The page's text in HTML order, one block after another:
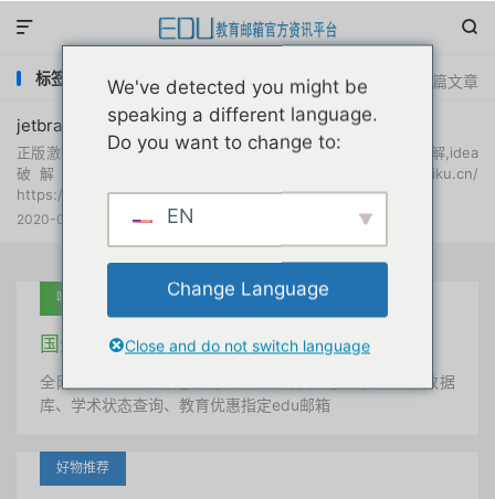


共 1 篇文章
标签：idea edu 2020
jetbrains idea全家桶软件认证激活码汇总贴永久更新
正版激活码地址长期更新 intellij idea注册码,idea激活码,idea破解,idea
破解插件,idea注册码在线生成 http://idea.javatiku.cn/
https://www.ajihuo.com/idea/42...
2020-04-19 网络资源 阅读(
吐血推荐
国外学术美国 edu教育邮箱
全网唯一首发、自定义用户名、终身使用、学术文献数据
库、学术状态查询、教育优惠指定edu邮箱
好物推荐
We've detected you might be
speaking a different language.
Do you want to change to:
EN
Change Language
Close and do not switch language